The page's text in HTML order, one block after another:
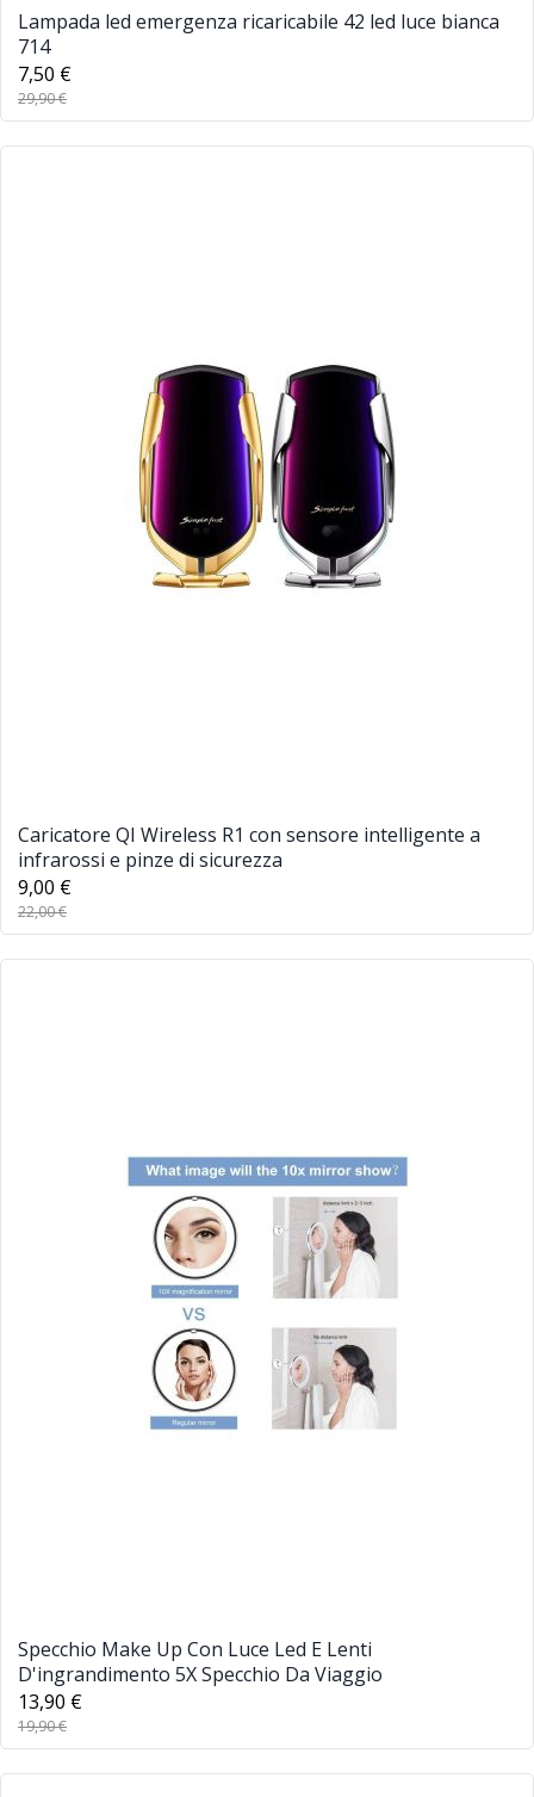
Lampada led emergenza ricaricabile 42 led luce bianca
714
7,50 €
29,90 €
Caricatore QI Wireless R1 con sensore intelligente a
infrarossi e pinze di sicurezza
9,00 €
22,00 €
Specchio Make Up Con Luce Led E Lenti
D'ingrandimento 5X Specchio Da Viaggio
13,90 €
19,90 €